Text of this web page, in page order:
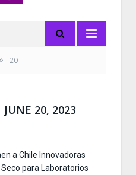
20
JUNE 20, 2023
a Chile Innovadoras
para Laboratorios